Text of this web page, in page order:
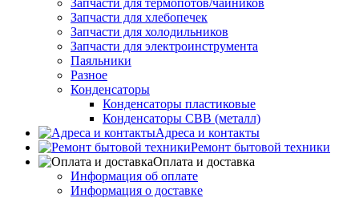
Запчасти для термопотов/чайников
Запчасти для хлебопечек
Запчасти для холодильников
Запчасти для электроинструмента
Паяльники
Разное
Конденсаторы
Конденсаторы пластиковые
Конденсаторы CBB (металл)
Адреса и контакты
Ремонт бытовой техники
Оплата и доставка
Информация об оплате
Информация о доставке